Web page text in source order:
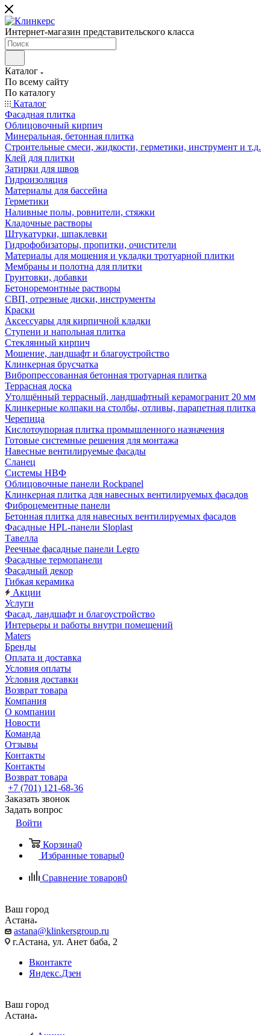
Интернет-магазин представительского класса
Каталог
По всему сайту
По каталогу
Каталог
Фасадная плитка
Облицовочный кирпич
Минеральная, бетонная плитка
Строительные смеси, жидкости, герметики, инструмент и т.д.
Клей для плитки
Затирки для швов
Гидроизоляция
Материалы для бассейна
Герметики
Наливные полы, ровнители, стяжки
Кладочные растворы
Штукатурки, шпаклевки
Гидрофобизаторы, пропитки, очистители
Материалы для мощения и укладки тротуарной плитки
Мембраны и полотна для плитки
Грунтовки, добавки
Бетоноремонтные растворы
СВП, отрезные диски, инструменты
Краски
Аксессуары для кирпичной кладки
Ступени и напольная плитка
Cтеклянный кирпич
Мощение, ландшафт и благоустройство
Клинкерная брусчатка
Вибропрессованная бетонная тротуарная плитка
Террасная доска
Утолщённый террасный, ландшафтный керамогранит 20 мм
Клинкерные колпаки на столбы, отливы, парапетная плитка
Черепица
Кислотоупорная плитка промышленного назначения
Готовые системные решения для монтажа
Навесные вентилируемые фасады
Сланец
Системы НВФ
Облицовочные панели Rockpanel
Клинкерная плитка для навесных вентилируемых фасадов
Фиброцементные панели
Бетонная плитка для навесных вентилируемых фасадов
Фасадные HPL-панели Sloplast
Тавелла
Реечные фасадные панели Legro
Фасадные термопанели
Фасадный декор
Гибкая керамика
Акции
Услуги
Фасад, ландшафт и благоустройство
Интерьеры и работы внутри помещений
Maters
Бренды
Оплата и доставка
Условия оплаты
Условия доставки
Возврат товара
Компания
О компании
Новости
Команда
Отзывы
Контакты
Контакты
Возврат товара
+7 (701) 121-68-36
Заказать звонок
Задать вопрос
Войти
Корзина0
Избранные товары0
Сравнение товаров0
Ваш город
Астана
astana@klinkersgroup.ru
г.Астана, ул. Анет баба, 2
Вконтакте
Яндекс.Дзен
Ваш город
Астана